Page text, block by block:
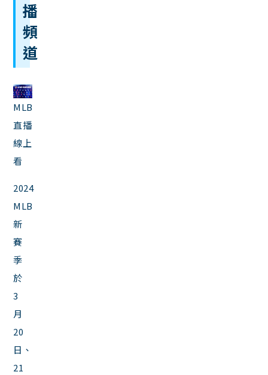
播
頻
道
MLB
直播
線上
看
2024
MLB
新
賽
季
於
3
月
20
日、
21